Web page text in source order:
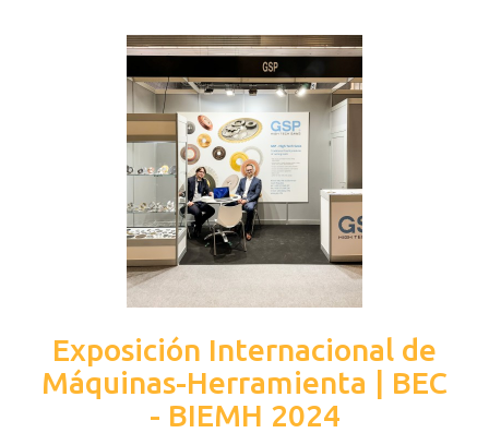
Exposición Internacional de
Máquinas-Herramienta | BEC
- BIEMH 2024